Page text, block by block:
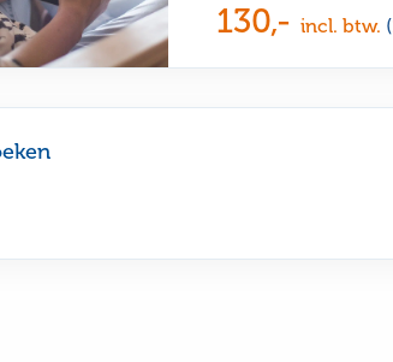
130,- incl. btw. (